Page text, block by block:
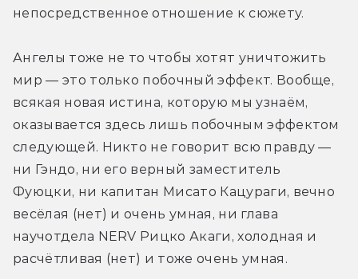
непосредственное отношение к сюжету.
Ангелы тоже не то чтобы хотят уничтожить
мир — это только побочный эффект. Вообще,
всякая новая истина, которую мы узнаём,
оказывается здесь лишь побочным эффектом
следующей. Никто не говорит всю правду —
ни Гэндо, ни его верный заместитель
Фуюцки, ни капитан Мисато Кацураги, вечно
весёлая (нет) и очень умная, ни глава
научотдела NERV Рицко Акаги, холодная и
расчётливая (нет) и тоже очень умная.